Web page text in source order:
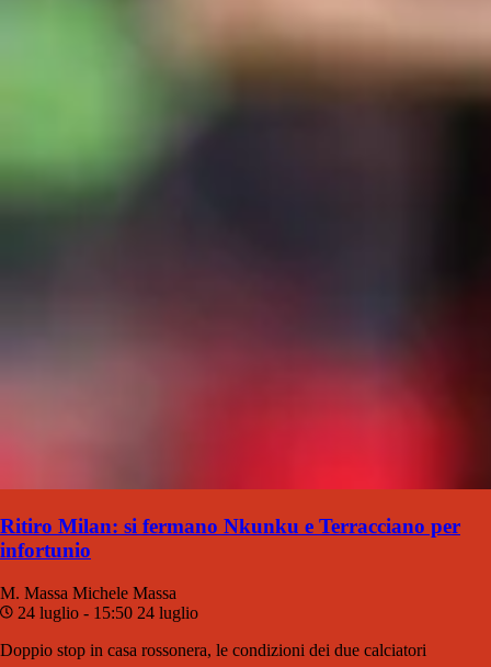
Ritiro Milan: si fermano Nkunku e Terracciano per
infortunio
M. Massa Michele Massa
24 luglio - 15:50 24 luglio
Doppio stop in casa rossonera, le condizioni dei due calciatori